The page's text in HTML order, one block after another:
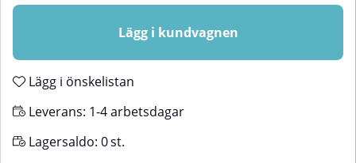
Lägg i kundvagnen
Lägg i önskelistan
Leverans: 1-4 arbetsdagar
Lagersaldo: 0st.